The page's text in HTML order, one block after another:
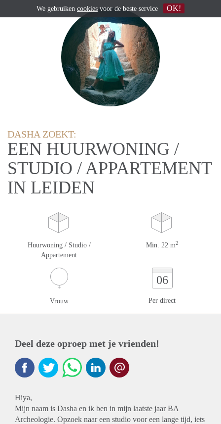
DASHA ZOEKT:
EEN HUURWONING /
STUDIO / APPARTEMENT
IN LEIDEN
Huurwoning / Studio /
Appartement
Min. 22 m2
Vrouw
06
Per direct
Deel deze oproep met je vrienden!
Hiya,
Mijn naam is Dasha en ik ben in mijn laatste jaar BA
Archeologie. Opzoek naar een studio voor een lange tijd, iets
We gebruiken cookiesvoor de beste service OK!